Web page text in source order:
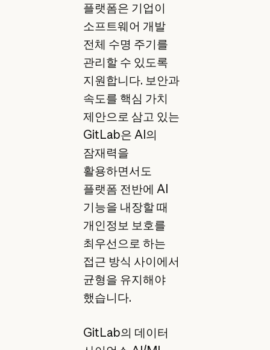
플랫폼은 기업이
소프트웨어 개발
전체 수명 주기를
관리할 수 있도록
지원합니다. 보안과
속도를 핵심 가치
제안으로 삼고 있는
GitLab은 AI의
잠재력을
활용하면서도
플랫폼 전반에 AI
기능을 내장할 때
개인정보 보호를
최우선으로 하는
접근 방식 사이에서
균형을 유지해야
했습니다.
GitLab의 데이터